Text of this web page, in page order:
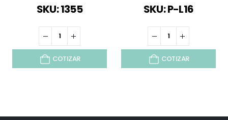
SKU: 1355
COTIZAR
SKU: P-L16
COTIZAR